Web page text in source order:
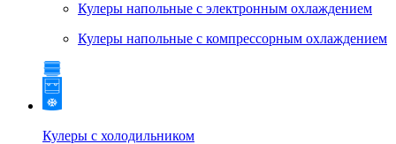
Кулеры напольные с электронным охлаждением
Кулеры напольные с компрессорным охлаждением
Кулеры с холодильником